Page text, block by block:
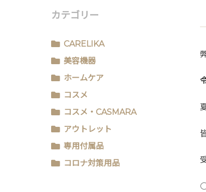
ス
ッ
ッ
カテゴリー
CARELIKA
美容機器
ホームケア
コスメ
コスメ・CASMARA
アウトレット
専用付属品
コロナ対策用品